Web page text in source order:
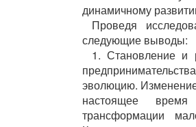
динамичному
Проведя
следующие выводы:
1. Становление и
эволюцию.
настоящее
трансформации